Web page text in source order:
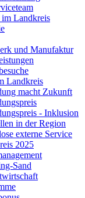
Landkreis
und Manufaktur
Landkreis
macht Zukunft
- Inklusion
in der Region
externe Service
2025
Sand